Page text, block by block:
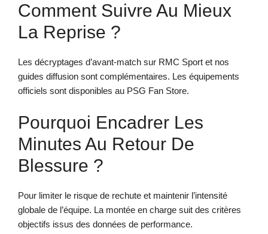
Comment Suivre Au Mieux
La Reprise ?
Les décryptages d’avant-match sur RMC Sport et nos
guides diffusion sont complémentaires. Les équipements
officiels sont disponibles au PSG Fan Store.
Pourquoi Encadrer Les
Minutes Au Retour De
Blessure ?
Pour limiter le risque de rechute et maintenir l’intensité
globale de l’équipe. La montée en charge suit des critères
objectifs issus des données de performance.